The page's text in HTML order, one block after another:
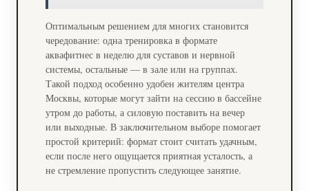
Оптимальным решением для многих становится
чередование: одна тренировка в формате
аквафитнес в неделю для суставов и нервной
системы, остальные — в зале или на группах.
Такой подход особенно удобен жителям центра
Москвы, которые могут зайти на сессию в бассейне
утром до работы, а силовую поставить на вечер
или выходные. В заключительном выборе помогает
простой критерий: формат стоит считать удачным,
если после него ощущается приятная усталость, а
не стремление пропустить следующее занятие.